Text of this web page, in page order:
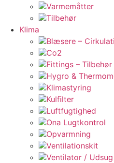
Varmemåtter
Tilbehør
Klima
Blæsere –
Co2
Fittings – Tilbehør
Hygro &
Klimastyring
Kulfilter
Luftfugtighed
Ona Lugtkontrol
Opvarmning
Ventilationskit
Ventilator / Udsug